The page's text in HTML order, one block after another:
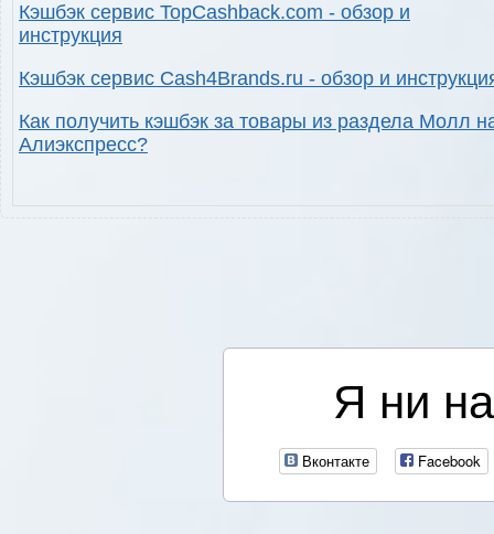
Кэшбэк сервис TopCashback.com - обзор и
инструкция
Кэшбэк сервис Cash4Brands.ru - обзор и
Как получить кэшбэк за товары из раздела Молл
Алиэкспресс?
Я ни
Вконтакте Facebook